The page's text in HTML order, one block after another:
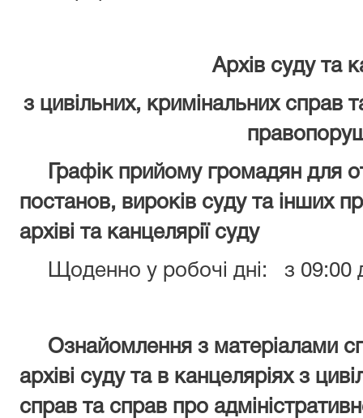
Архів суду та
з цивільних, кримінальних справ
Графік прийому громадян для
постанов, вироків суду та інших
архіві та канцелярії суду
Щоденно у робочі дні: з 09:00
Ознайомлення з матеріалами
архіві суду та в канцеляріях з
справ та справ про